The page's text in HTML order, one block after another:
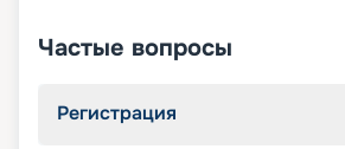
Частые вопросы
Регистрация